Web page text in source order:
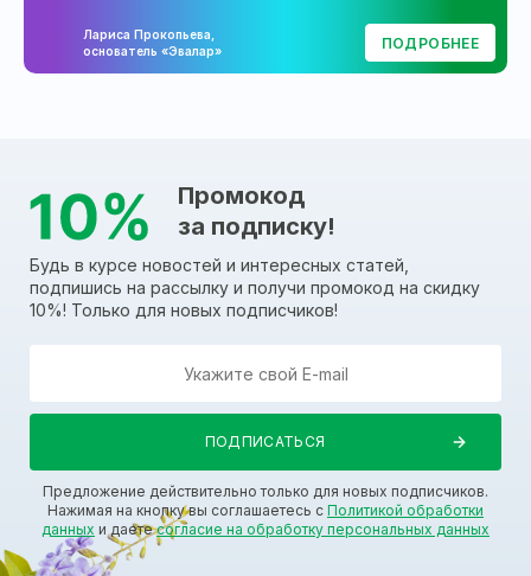
Лариса Прокопьева,
основатель «Эвалар»
ПОДРОБНЕЕ
Промокод
за подписку!
Будь в курсе новостей и интересных статей,
подпишись на рассылку и получи промокод на скидку
10%! Только для новых подписчиков!
Предложение действительно только для новых подписчиков.
Нажимая на кнопку вы соглашаетесь с Политикой обработки
данных и даетесогласие на обработку персональных данных